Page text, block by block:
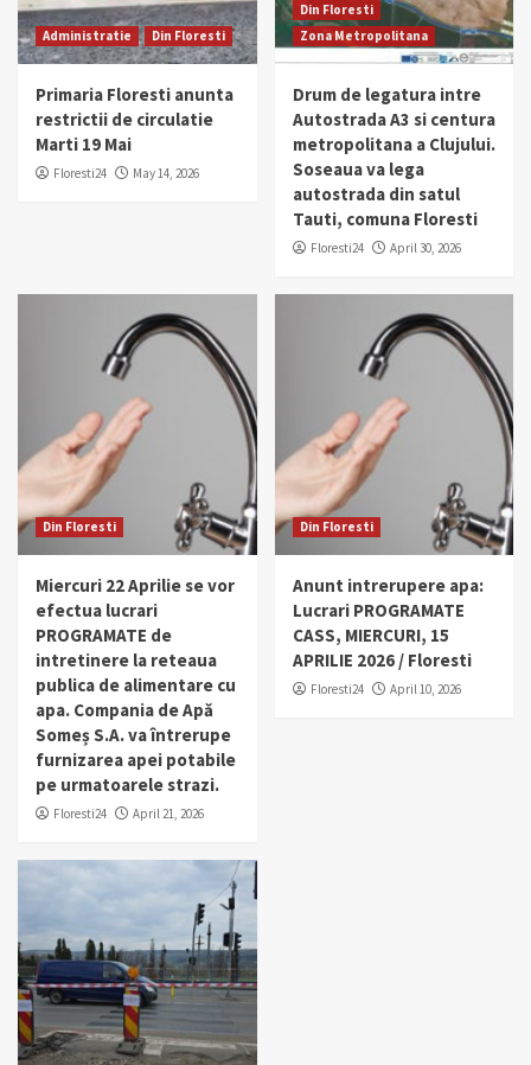
Administratie Din Floresti
Primaria Floresti anunta
restrictii de circulatie
Marti 19 Mai
Floresti24 May 14, 2026
Din Floresti
Zona Metropolitana
Drum de legatura intre
Autostrada A3 si centura
metropolitana a Clujului.
Soseaua va lega
autostrada din satul
Tauti, comuna Floresti
Floresti24 April 30, 2026
Din Floresti
Miercuri 22 Aprilie se vor
efectua lucrari
PROGRAMATE de
intretinere la reteaua
publica de alimentare cu
apa. Compania de Apă
Someș S.A. va întrerupe
furnizarea apei potabile
pe urmatoarele strazi.
Floresti24 April 21, 2026
Din Floresti
Anunt intrerupere apa:
Lucrari PROGRAMATE
CASS, MIERCURI, 15
APRILIE 2026 / Floresti
Floresti24 April 10, 2026